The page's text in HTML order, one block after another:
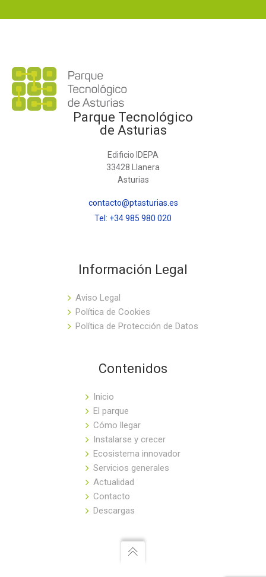
Parque Tecnológico
de Asturias
Edificio IDEPA
33428 Llanera
Asturias
contacto@ptasturias.es
Tel: +34 985 980 020
Información Legal
Aviso Legal
Política de Cookies
Política de Protección de Datos
Contenidos
Inicio
El parque
Cómo llegar
Instalarse y crecer
Ecosistema innovador
Servicios generales
Actualidad
Contacto
Descargas